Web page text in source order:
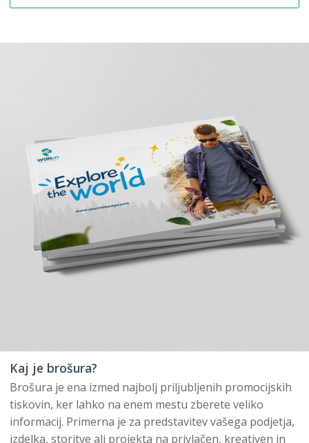
Kaj je brošura?
Brošura je ena izmed najbolj priljubljenih promocijskih
tiskovin, ker lahko na enem mestu zberete veliko
informacij. Primerna je za predstavitev vašega podjetja,
izdelka, storitve ali projekta na privlačen, kreativen in